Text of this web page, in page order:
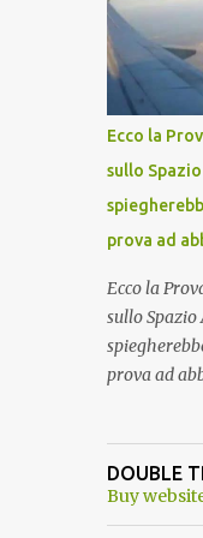
lo scopo
tempo
del Capo,
andava
Ambiente"!
Ecco la
sullo
prova ad
Ecco la
sullo Spazio
prova ad
alcuna
aereo
DOUBLE
Buy